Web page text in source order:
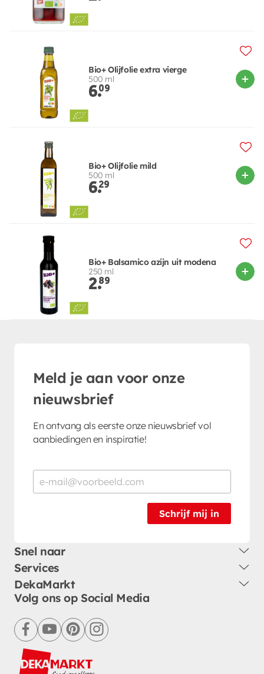
Bio+ Olijfolie extra vierge
500 ml
6.09
Bio+ Olijfolie mild
500 ml
6.29
Bio+ Balsamico azijn uit modena
250 ml
2.89
Meld je aan voor onze
nieuwsbrief
En ontvang als eerste onze nieuwsbrief vol
aanbiedingen en inspiratie!
Schrijf mij in
Snel naar
Services
DekaMarkt
Volg ons op Social Media
facebookyoutubepinterestinstagram